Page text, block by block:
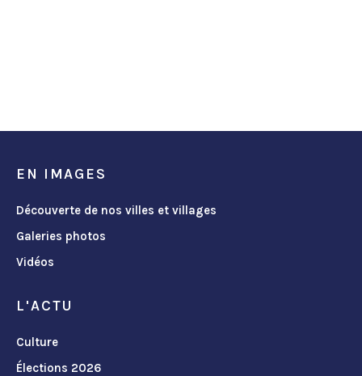
EN IMAGES
Découverte de nos villes et villages
Galeries photos
Vidéos
L'ACTU
Culture
Élections 2026